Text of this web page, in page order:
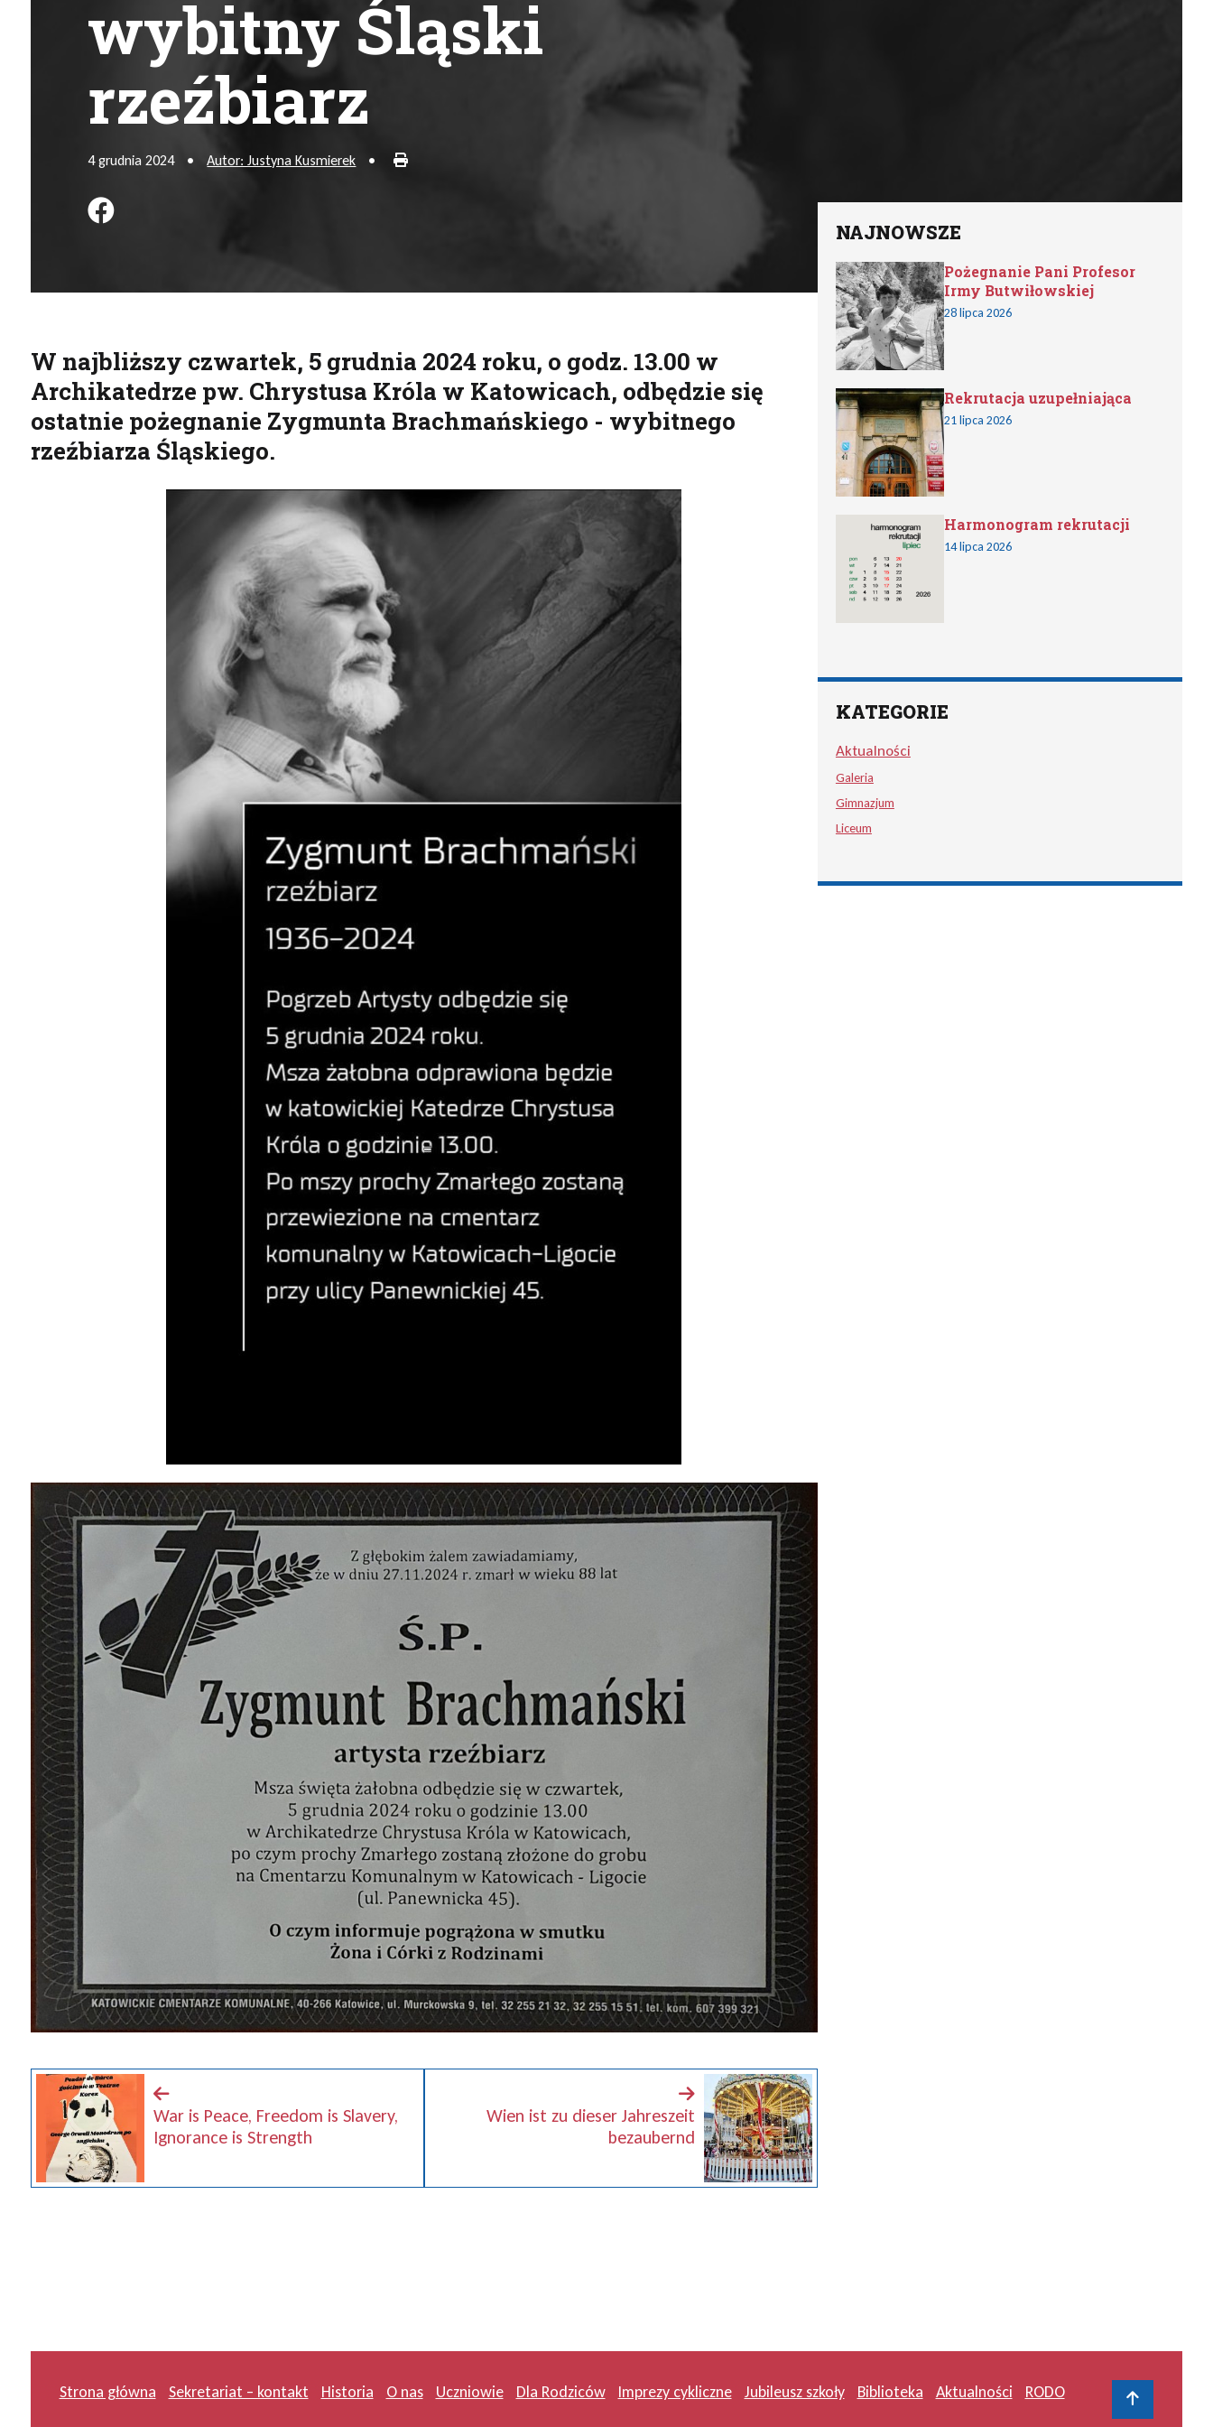
wybitny Śląski
rzeźbiarz
4 grudnia 2024 • Autor: Justyna Kusmierek • Drukuj
Podziel się na FB
W najbliższy czwartek, 5 grudnia 2024 roku, o godz. 13.00 w
Archikatedrze pw. Chrystusa Króla w Katowicach, odbędzie się
ostatnie pożegnanie Zygmunta Brachmańskiego - wybitnego
rzeźbiarza Śląskiego.
War is Peace, Freedom is Slavery,
Ignorance is Strength
Wien ist zu dieser Jahreszeit
bezaubernd
NAJNOWSZE
Pożegnanie Pani Profesor
Irmy Butwiłowskiej
28 lipca 2026
Rekrutacja uzupełniająca
21 lipca 2026
Harmonogram rekrutacji
14 lipca 2026
KATEGORIE
Aktualności
Galeria
Gimnazjum
Liceum
Strona główna Sekretariat – kontakt Historia O nas Uczniowie Dla Rodziców Imprezy cykliczne Jubileusz szkoły Biblioteka Aktualności RODO Do